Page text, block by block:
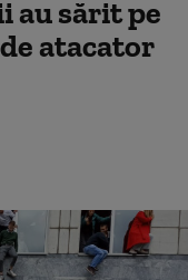
au sărit pe
atacator